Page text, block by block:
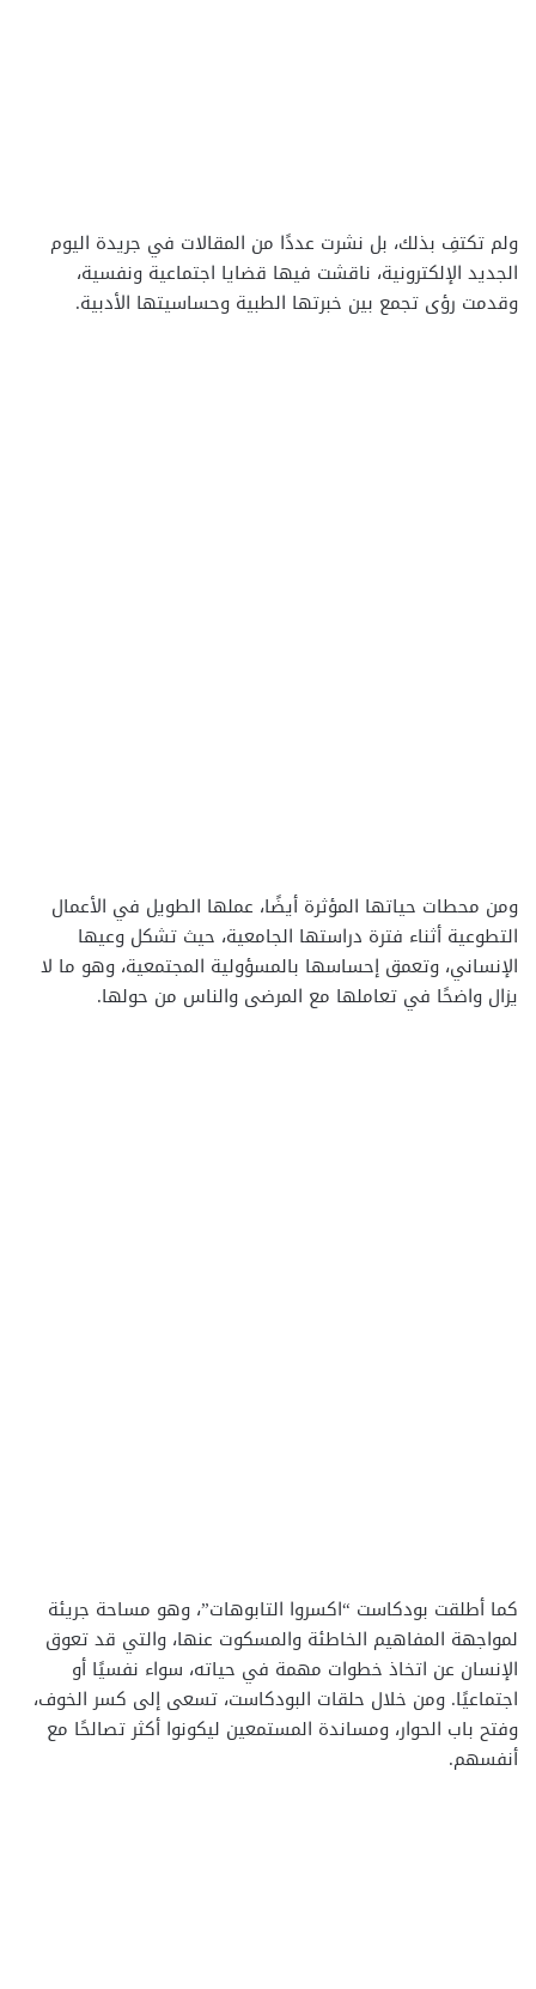
ولم تكتفِ بذلك، بل نشرت عددًا من المقالات في جريدة اليوم
الجديد الإلكترونية، ناقشت فيها قضايا اجتماعية ونفسية،
وقدمت رؤى تجمع بين خبرتها الطبية وحساسيتها الأدبية.
ومن محطات حياتها المؤثرة أيضًا، عملها الطويل في الأعمال
التطوعية أثناء فترة دراستها الجامعية، حيث تشكل وعيها
الإنساني، وتعمق إحساسها بالمسؤولية المجتمعية، وهو ما لا
يزال واضحًا في تعاملها مع المرضى والناس من حولها.
كما أطلقت بودكاست “اكسروا التابوهات”، وهو مساحة جريئة
لمواجهة المفاهيم الخاطئة والمسكوت عنها، والتي قد تعوق
الإنسان عن اتخاذ خطوات مهمة في حياته، سواء نفسيًا أو
اجتماعيًا. ومن خلال حلقات البودكاست، تسعى إلى كسر الخوف،
وفتح باب الحوار، ومساندة المستمعين ليكونوا أكثر تصالحًا مع
أنفسهم.